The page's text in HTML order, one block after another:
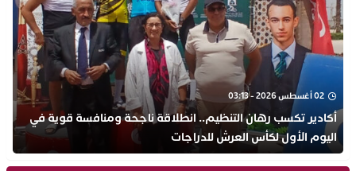
02 أغسطس 2026 - 03:13
أكادير تكسب رهان التنظيم.. انطلاقة ناجحة ومنافسة قوية في
اليوم الأول لكأس العرش للدراجات